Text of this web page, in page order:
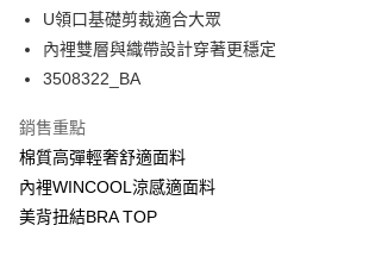
相關說明
【關於「AFTEE先享後付」】
AFTEE先享後付是「在收到商品之後才付款」的支付
便利好安心！
２．便利：只要手機號碼，簡訊認證，即可結帳。
３．安心：先確認商品／服務後，再付款。
【「AFTEE先享後付」結帳流程】
１．於結帳方式選擇「AFTEE先享後付」後，將跳轉
ATM付款
運送方式
全家取付
每筆NT$100，滿NT$1,500(含以上)免運費
付款後全家取貨
U領口基礎剪裁適合大眾
內裡雙層與織帶設計穿著更穩定
3508322_BA
銷售重點
棉質高彈輕奢舒適面料
內裡WINCOOL涼感適面料
美背扭結BRA TOP